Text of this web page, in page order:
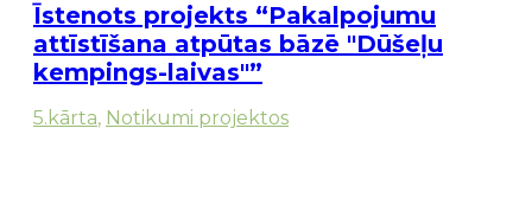
Īstenots projekts “Pakalpojumu
attīstīšana atpūtas bāzē "Dūšeļu
kempings-laivas"”
5.kārta, Notikumi projektos